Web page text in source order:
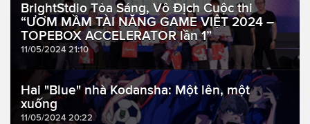
BrightStdio Tỏa Sáng, Vô Địch Cuộc thi
“ƯƠM MẦM TÀI NĂNG GAME VIỆT 2024 –
TOPEBOX ACCELERATOR lần 1”
11/05/2024 21:10
Hai "Blue" nhà Kodansha: Một lên, một
xuống
11/05/2024 20:22